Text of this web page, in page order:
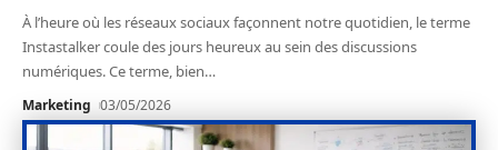
À l’heure où les réseaux sociaux façonnent notre quotidien, le terme
Instastalker coule des jours heureux au sein des discussions
numériques. Ce terme, bien…
Marketing 03/05/2026